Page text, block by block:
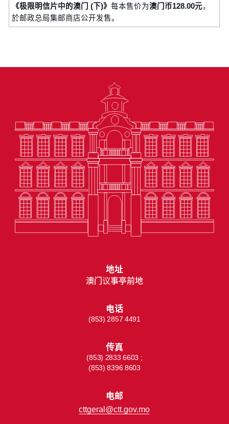
《极限明信片中的澳门 (下)》每本售价为澳门币128.00元，
於邮政总局集邮商店公开发售。
地址
澳门议事亭前地
电话
(853) 2857 4491
传真
(853) 2833 6603 ;
(853) 8396 8603
电邮
cttgeral@ctt.gov.mo